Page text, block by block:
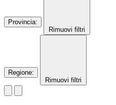
Provincia:
Rimuovi filtri
Regione:
Rimuovi filtri